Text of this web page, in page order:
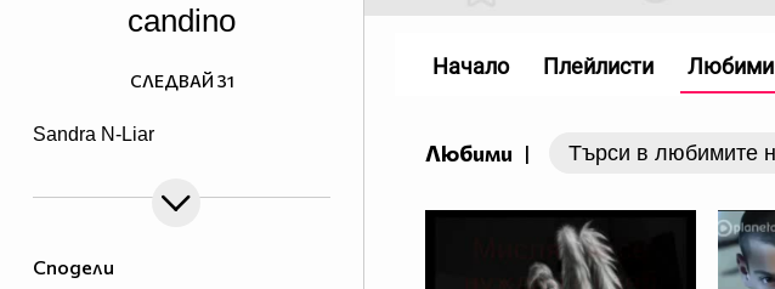
Сподели
candino
Sandra N-Liar
СЛЕДВАЙ 31
Любими |
Начало Плейлисти Любими